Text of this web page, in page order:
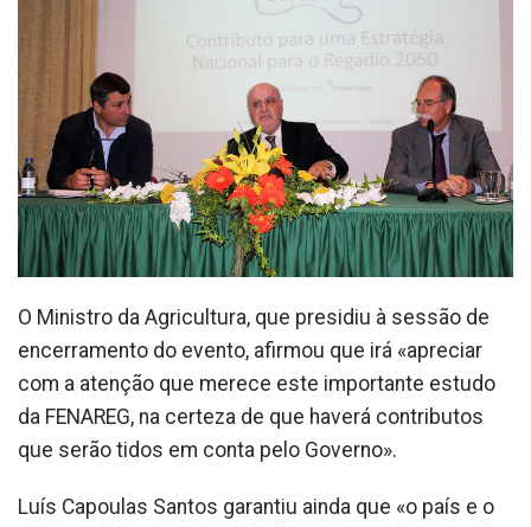
O Ministro da Agricultura, que presidiu à sessão de
encerramento do evento, afirmou que irá «apreciar
com a atenção que merece este importante estudo
da FENAREG, na certeza de que haverá contributos
que serão tidos em conta pelo Governo».
Luís Capoulas Santos garantiu ainda que «o país e o